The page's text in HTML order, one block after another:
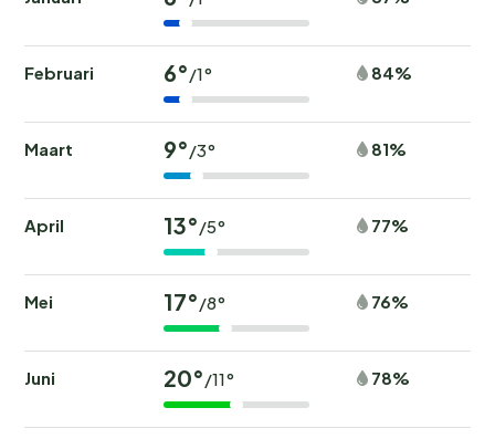
Februari 6° /1° 84%
Maart 9° /3° 81%
April 13° /5° 77%
Mei 17° /8° 76%
Juni 20° /11° 78%